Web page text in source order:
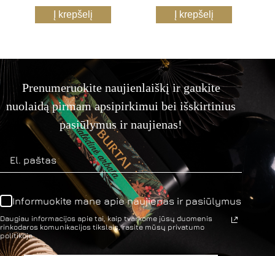
Į krepšelį
Į krepšelį
Prenumeruokite naujienlaiškį ir gaukite
nuolaidą pirmam apsipirkimui bei išskirtinius
pasiūlymus ir naujienas!
Informuokite mane apie naujienas ir pasiūlymus
Daugiau informacijos apie tai, kaip tvarkome jūsų duomenis
rinkodaros komunikacijos tikslais, rasite mūsų privatumo
politikoje.